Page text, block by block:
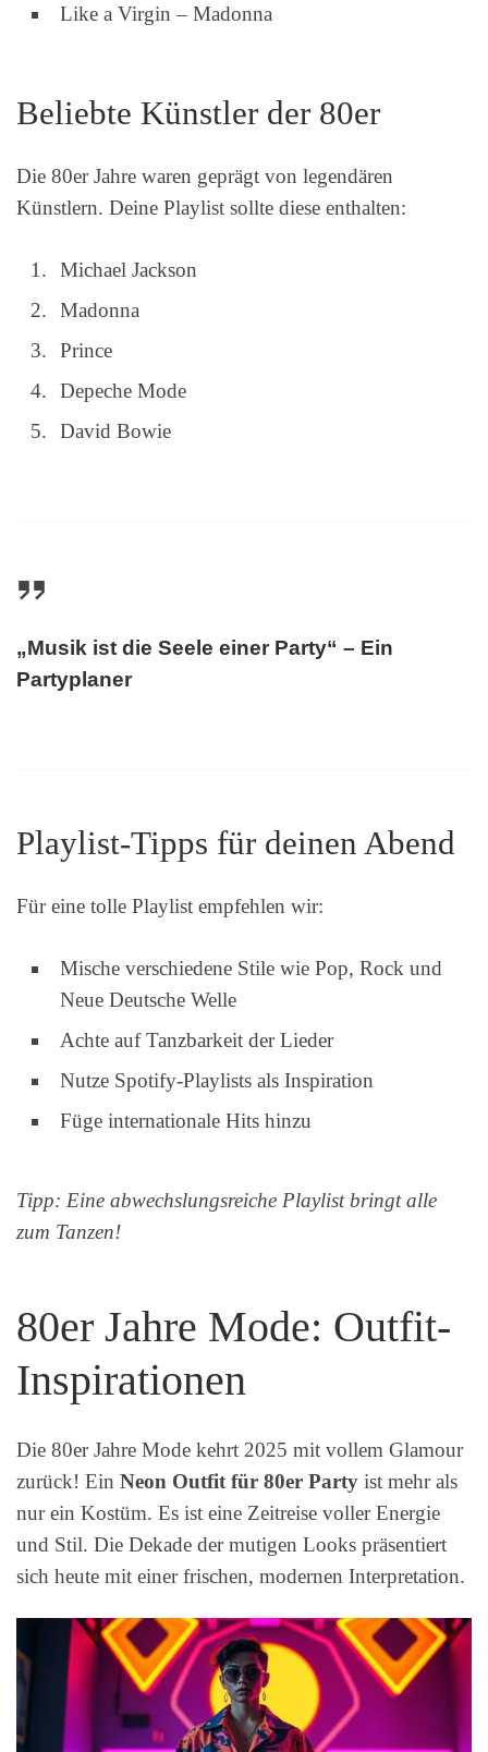
Like a Virgin – Madonna
Beliebte Künstler der 80er
Die 80er Jahre waren geprägt von legendären
Künstlern. Deine Playlist sollte diese enthalten:
Michael Jackson
Madonna
Prince
Depeche Mode
David Bowie
„Musik ist die Seele einer Party“ – Ein
Partyplaner
Playlist-Tipps für deinen Abend
Für eine tolle Playlist empfehlen wir:
Mische verschiedene Stile wie Pop, Rock und
Neue Deutsche Welle
Achte auf Tanzbarkeit der Lieder
Nutze Spotify-Playlists als Inspiration
Füge internationale Hits hinzu
Tipp: Eine abwechslungsreiche Playlist bringt alle
zum Tanzen!
80er Jahre Mode: Outfit-
Inspirationen
Die 80er Jahre Mode kehrt 2025 mit vollem Glamour
zurück! Ein Neon Outfit für 80er Party ist mehr als
nur ein Kostüm. Es ist eine Zeitreise voller Energie
und Stil. Die Dekade der mutigen Looks präsentiert
sich heute mit einer frischen, modernen Interpretation.